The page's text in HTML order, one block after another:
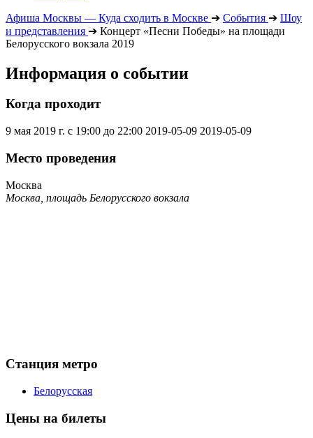
Афиша Москвы — Куда сходить в Москве ➔ События ➔ Шоу
и представления ➔ Концерт «Песни Победы» на площади
Белорусского вокзала 2019
Информация о событии
Когда проходит
9 мая 2019 г. с 19:00 до 22:00 2019-05-09 2019-05-09
Место проведения
Москва
Москва, площадь Белорусского вокзала
Станция метро
Белорусская
Цены на билеты